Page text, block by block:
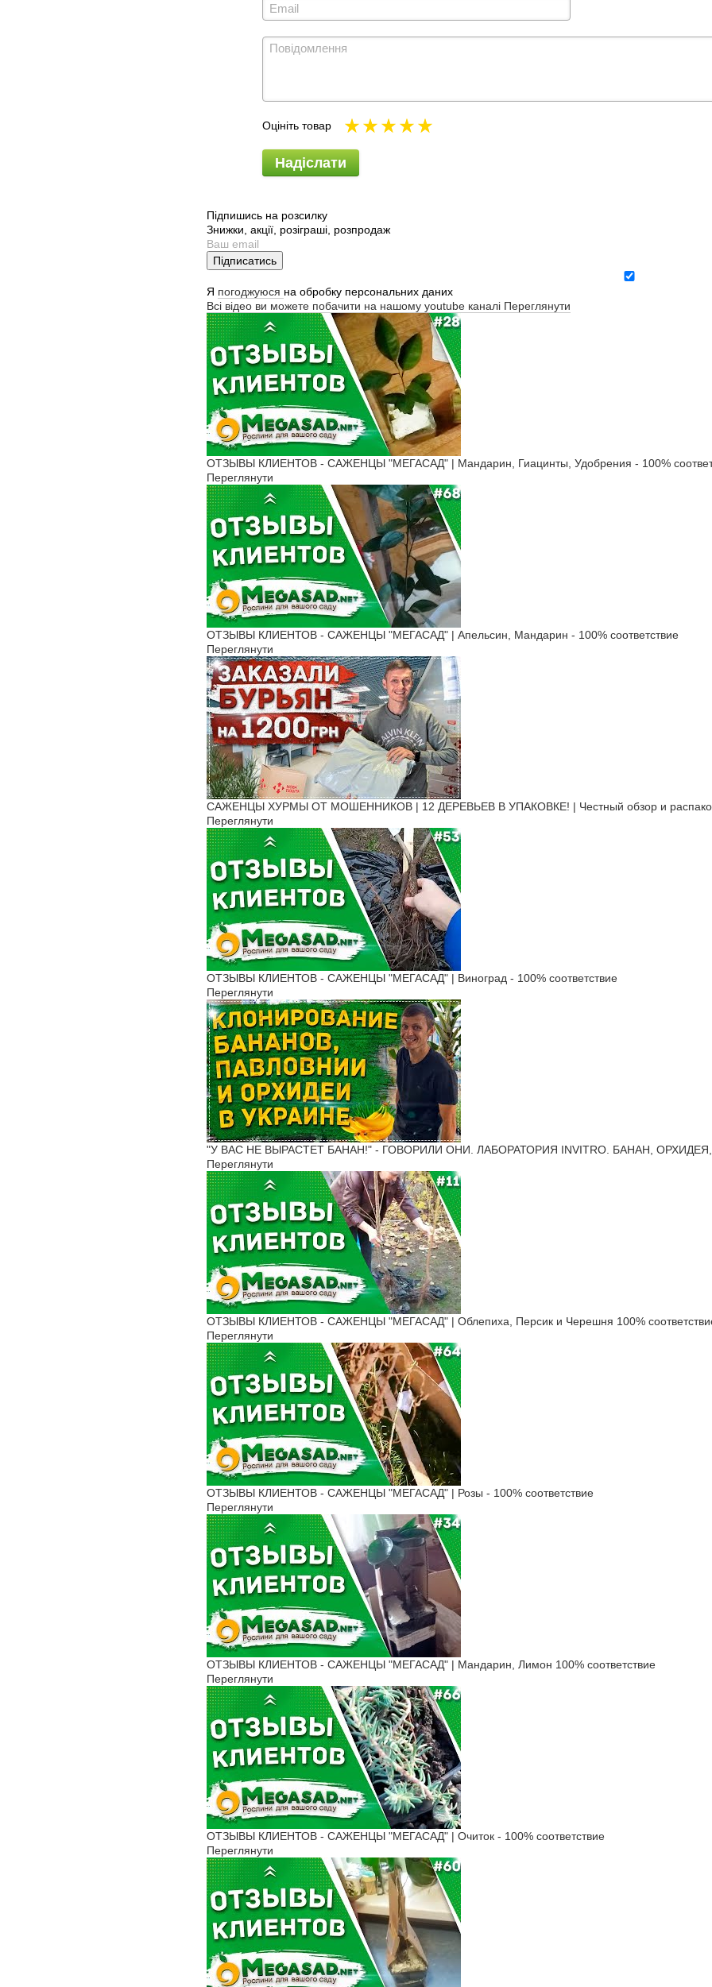
Оцініть товар
Надіслати
Підпишись на розсилку
Знижки, акції, розіграші, розпродаж
Підписатись
Я погоджуюся на обробку персональних даних
Всі відео ви можете побачити на нашому youtube каналі Переглянути
ОТЗЫВЫ КЛИЕНТОВ - САЖЕНЦЫ "МЕГАСАД" | Мандарин, Гиацинты, Удобрения - 100%
Переглянути
ОТЗЫВЫ КЛИЕНТОВ - САЖЕНЦЫ "МЕГАСАД" | Апельсин, Мандарин - 100% соответствие
Переглянути
САЖЕНЦЫ ХУРМЫ ОТ МОШЕННИКОВ | 12 ДЕРЕВЬЕВ В УПАКОВКЕ! | Честный обзор и
Переглянути
ОТЗЫВЫ КЛИЕНТОВ - САЖЕНЦЫ "МЕГАСАД" | Виноград - 100% соответствие
Переглянути
"У ВАС НЕ ВЫРАСТЕТ БАНАН!" - ГОВОРИЛИ ОНИ. ЛАБОРАТОРИЯ INVITRO. БАНАН,
Переглянути
ОТЗЫВЫ КЛИЕНТОВ - САЖЕНЦЫ "МЕГАСАД" | Облепиха, Персик и Черешня 100%
Переглянути
ОТЗЫВЫ КЛИЕНТОВ - САЖЕНЦЫ "МЕГАСАД" | Розы - 100% соответствие
Переглянути
ОТЗЫВЫ КЛИЕНТОВ - САЖЕНЦЫ "МЕГАСАД" | Мандарин, Лимон 100% соответствие
Переглянути
ОТЗЫВЫ КЛИЕНТОВ - САЖЕНЦЫ "МЕГАСАД" | Очиток - 100% соответствие
Переглянути